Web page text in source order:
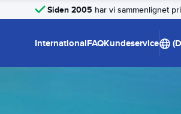
Siden 2005 har vi sammenlignet
InternationalFAQKundeservice